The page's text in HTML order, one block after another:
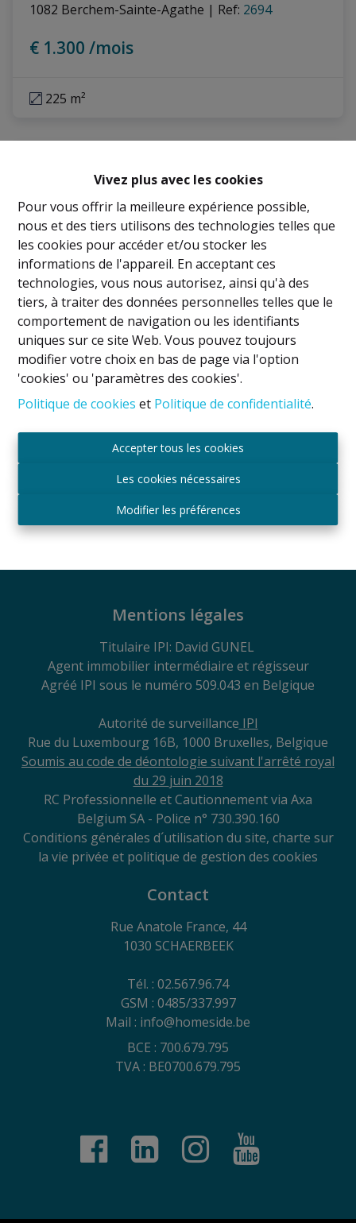
Vivez plus avec les cookies
Pour vous offrir la meilleure expérience possible,
nous et des tiers utilisons des technologies telles que
les cookies pour accéder et/ou stocker les
informations de l'appareil. En acceptant ces
technologies, vous nous autorisez, ainsi qu'à des
tiers, à traiter des données personnelles telles que le
comportement de navigation ou les identifiants
uniques sur ce site Web. Vous pouvez toujours
modifier votre choix en bas de page via l'option
'cookies' ou 'paramètres des cookies'.
Politique de cookies et Politique de confidentialité.
Accepter tous les cookies
Les cookies nécessaires
Modifier les préférences
1082 Berchem-Sainte-Agathe | Ref: 2694
€ 1.300 /mois
225 m²
ATELIER - BUREAU de +/-65m² - PAS DE
CHARGES COMMUNES!!
1082 Berchem-Sainte-Agathe|Ref: 2687
€ 700 /mois
65 m²
Mentions légales
Titulaire IPI: David GUNEL
Agent immobilier intermédiaire et régisseur
Agréé IPI sous le numéro 509.043 en Belgique
Autorité de surveillance IPI
Rue du Luxembourg 16B, 1000 Bruxelles, Belgique
Soumis au code de déontologie suivant l'arrêté royal
du 29 juin 2018
RC Professionnelle et Cautionnement via Axa
Belgium SA - Police n° 730.390.160
Conditions générales d´utilisation du site, charte sur
la vie privée et politique de gestion des cookies
Contact
Rue Anatole France, 44
1030 SCHAERBEEK
Tél. : 02.567.96.74
GSM : 0485/337.997
Mail : info@homeside.be
BCE : 700.679.795
TVA : BE0700.679.795